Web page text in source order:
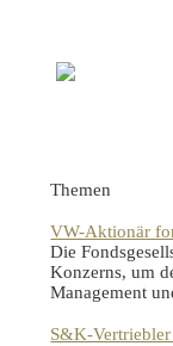
Themen
VW-Aktionär
Die
Konzerns, um
Management
S&K-